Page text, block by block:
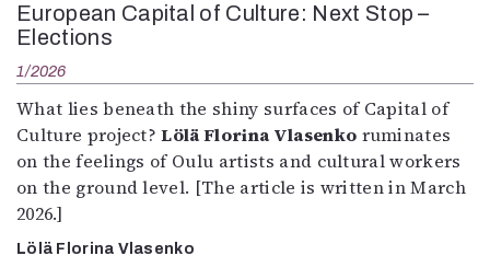
European Capital of Culture: Next Stop –
Elections
1/2026
What lies beneath the shiny surfaces of Capital of
Culture project?Lölä Florina Vlasenko ruminates
on the feelings of Oulu artists and cultural workers
on the ground level. [The article is written in March
2026.]
Lölä Florina Vlasenko